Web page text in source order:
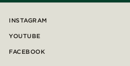
INSTAGRAM
YOUTUBE
FACEBOOK